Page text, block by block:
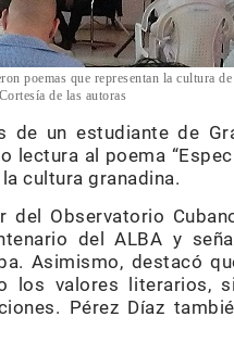
poemas que representan la cultura
de las autoras
un estudiante de
al poema
cultura granadina.
del Observatorio
del ALBA y
Asimismo, destacó
los valores literarios,
Pérez Díaz